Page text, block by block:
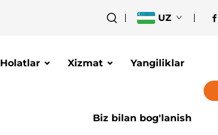
UZ
Holatlar Xizmat Yangiliklar
Biz bilan bog'lanish